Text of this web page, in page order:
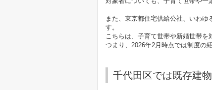
また、東京都住宅供給公社、いわ
す。
こちらは、子育て世帯や新婚世帯を
つまり、2026年2月時点では制度の
千代田区では既存建